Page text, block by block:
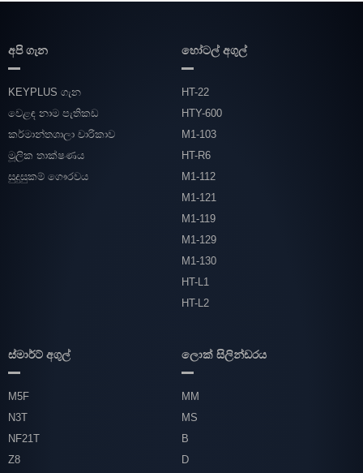
අපි ගැන
KEYPLUS ගැන
වෙළඳ නාම පැතිකඩ
කර්මාන්තශාලා චාරිකාව
මූලික තාක්ෂණය
සුදුසුකම් ගෞරවය
හෝටල් අගුල්
HT-22
HTY-600
M1-103
HT-R6
M1-112
M1-121
M1-119
M1-129
M1-130
HT-L1
HT-L2
ස්මාර්ට් අගුල්
M5F
N3T
NF21T
Z8
ලොක් සිලින්ඩරය
MM
MS
B
D